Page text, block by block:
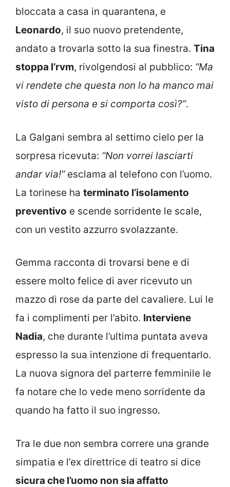
bloccata a casa in quarantena, e
Leonardo, il suo nuovo pretendente,
andato a trovarla sotto la sua finestra. Tina
stoppa l’rvm, rivolgendosi al pubblico: “Ma
vi rendete che questa non lo ha manco mai
visto di persona e si comporta così?”.
La Galgani sembra al settimo cielo per la
sorpresa ricevuta: “Non vorrei lasciarti
andar via!”esclama al telefono con l’uomo.
La torinese ha terminato l’isolamento
preventivo e scende sorridente le scale,
con un vestito azzurro svolazzante.
Gemma racconta di trovarsi bene e di
essere molto felice di aver ricevuto un
mazzo di rose da parte del cavaliere. Lui le
fa i complimenti per l’abito. Interviene
Nadia, che durante l’ultima puntata aveva
espresso la sua intenzione di frequentarlo.
La nuova signora del parterre femminile le
fa notare che lo vede meno sorridente da
quando ha fatto il suo ingresso.
Tra le due non sembra correre una grande
simpatia e l’ex direttrice di teatro si dice
sicura che l’uomo non sia affatto